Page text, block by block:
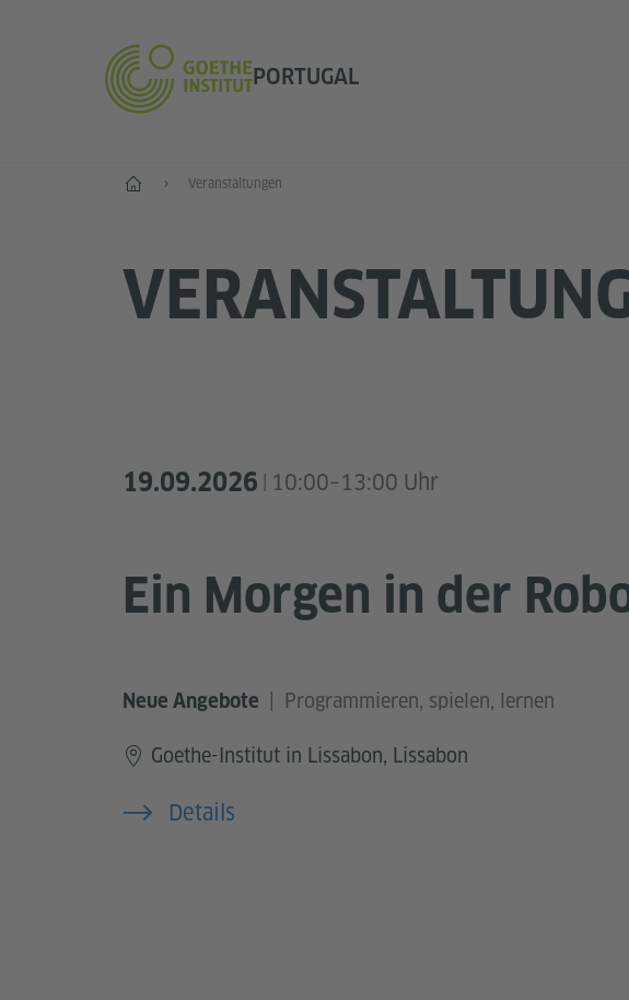
PORTUGAL
Start Veranstaltungen
19.09.2026 10:00–13:00 Uhr
Ein Morgen in der
Neue Angebote | Programmieren, spielen, lernen
Goethe-Institut in Lissabon, Lissabon
Details